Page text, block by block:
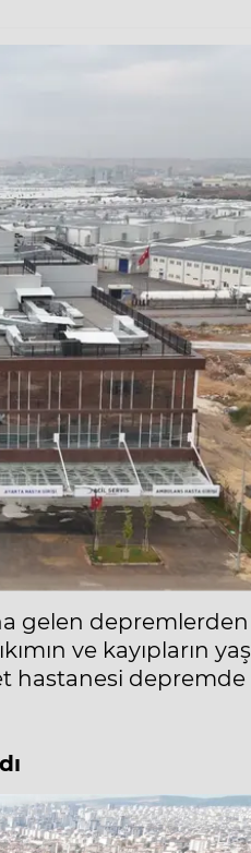
gelen
ve kayıpların
hastanesi depremde